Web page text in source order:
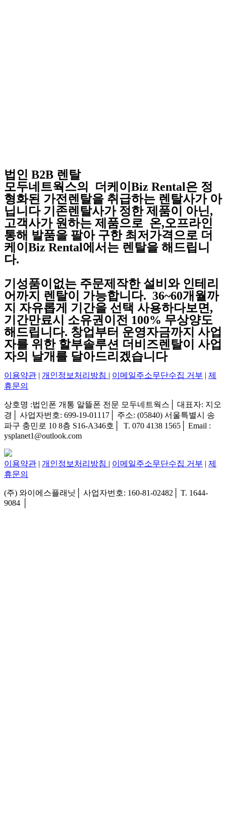
법인 B2B 렌탈
모두네트웍스의 더케이Biz Rental은 정
형화된 가전렌탈을 취급하는 렌탈사가 아
닙니다 기존렌탈사가 정한 제품이 아닌,
고객사가 원하는 제품으로 온,오프라인
통해 발품을 팔아 구한 최저가격으로 더
케이Biz Rental에서는 렌탈을 해드립니
다.
기성품이없는 주문제작한 설비와 인테리
어까지 렌탈이 가능합니다. 36~60개월까
지 자유롭게 기간을 선택 사용하다보면,
기간만료시 소유권이전 100% 무상양도
해드립니다. 창업부터 운영자금까지 사업
자를 위한 할부솔루션 더비즈렌탈이 사업
자의 날개를 달아드리겠습니다
이용약관 | 개인정보처리방침 | 이메일주소무단수집 거부 | 제
휴문의
상호명 :법인폰 개통 알뜰폰 전문 모두네트웍스│ 대표자: 지오
경│ 사업자번호: 699-19-01117│ 주소: (05840) 서울특별시 송
파구 충민로 10 8층 S16-A346호│ T. 070 4138 1565│ Email :
ysplanet1@outlook.com
이용약관 | 개인정보처리방침 | 이메일주소무단수집 거부 | 제
휴문의
(주) 와이에스플래닛│ 사업자번호: 160-81-02482│ T. 1644-
9084 │